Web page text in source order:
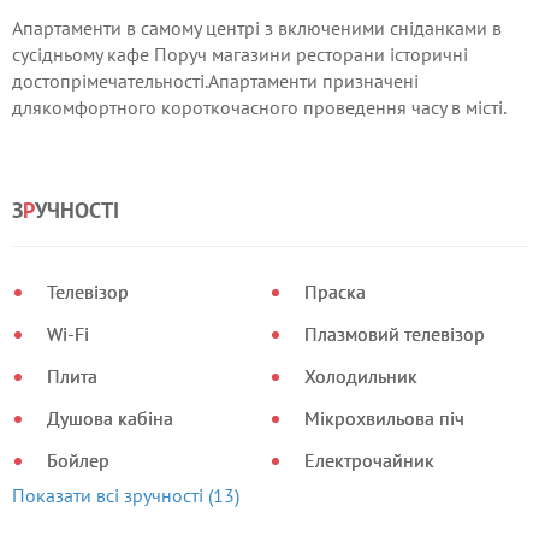
Апартаменти в самому центрі з включеними сніданками в
сусідньому кафе Поруч магазини ресторани історичні
достопрімечательності.Апартаменти призначені
длякомфортного короткочасного проведення часу в місті.
ЗРУЧНОСТІ
Телевізор
Wi-Fi
Плита
Душова кабіна
Бойлер
Праска
Плазмовий телевізор
Холодильник
Мікрохвильова піч
Електрочайник
Показати всі зручності (13)